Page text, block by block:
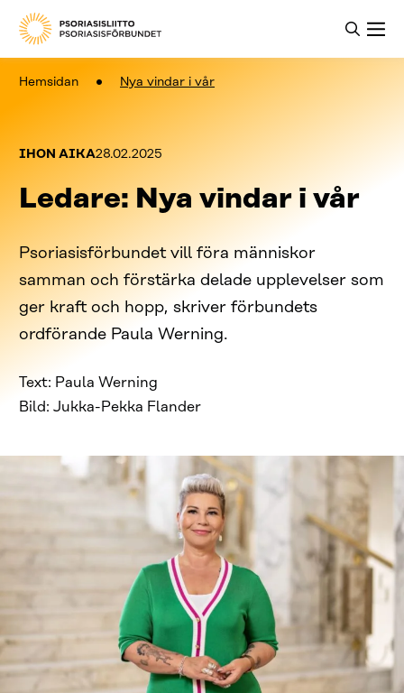
Hemsidan Nya vindar i vår
Kategoriat:
IHON AIKAJulkaistu:
28.02.2025
Ledare: Nya vindar i vår
Psoriasisförbundet vill föra människor
samman och förstärka delade upplevelser som
ger kraft och hopp, skriver förbundets
ordförande Paula Werning.
Text: Paula Werning
Bild: Jukka-Pekka Flander